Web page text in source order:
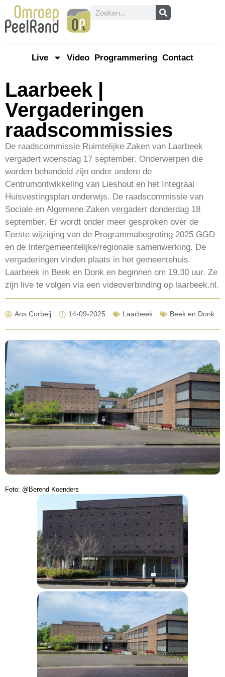
Live Video Programmering Contact
Laarbeek |
Vergaderingen
raadscommissies
De raadscommissie Ruimtelijke Zaken van Laarbeek
vergadert woensdag 17 september. Onderwerpen die
worden behandeld zijn onder andere de
Centrumontwikkeling van Lieshout en het Integraal
Huisvestingsplan onderwijs. De raadscommissie van
Sociale en Algemene Zaken vergadert donderdag 18
september. Er wordt onder meer gesproken over de
Eerste wijziging van de Programmabegroting 2025 GGD
en de Intergemeentelijke/regionale samenwerking. De
vergaderingen vinden plaats in het gemeentehuis
Laarbeek in Beek en Donk en beginnen om 19.30 uur. Ze
zijn live te volgen via een videoverbinding op laarbeek.nl.
Ans Corbeij 14-09-2025 Laarbeek Beek en Donk
Foto: @Berend Koenders